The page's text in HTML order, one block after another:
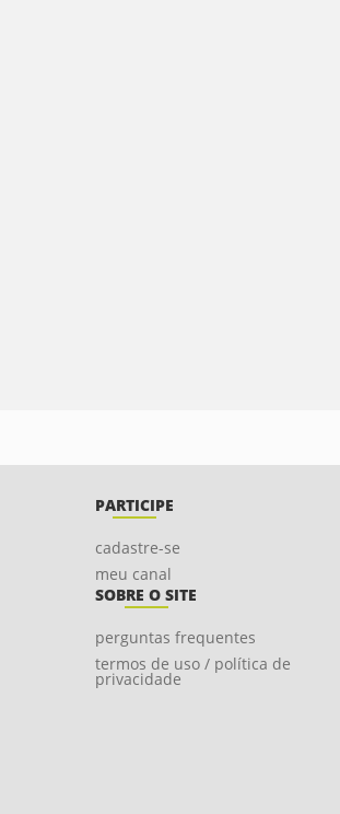
PARTICIPE
cadastre-se
meu canal
SOBRE O SITE
perguntas frequentes
termos de uso / política de
privacidade